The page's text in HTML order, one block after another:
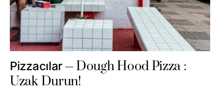
Pizzacılar
Dough Hood Pizza :
Uzak Durun!